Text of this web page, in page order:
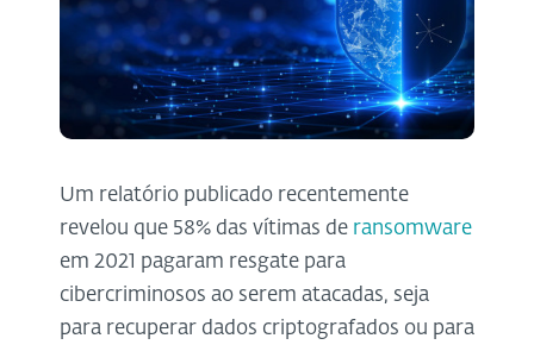
Um relatório publicado recentemente
revelou que 58% das vítimas de ransomware
em 2021 pagaram resgate para
cibercriminosos ao serem atacadas, seja
para recuperar dados criptografados ou para